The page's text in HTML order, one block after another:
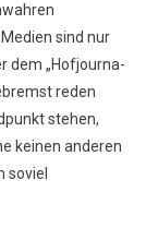
sind nur
dem „Hofjourna-
reden
stehen,
keinen anderen
soviel